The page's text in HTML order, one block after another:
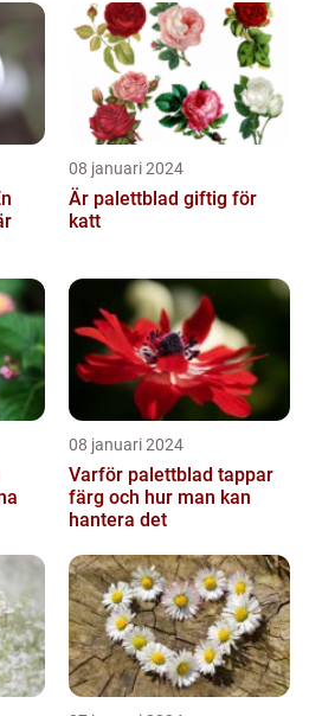
08 januari 2024
Är palettblad giftig för
katt
08 januari 2024
Varför palettblad tappar
färg och hur man kan
hantera det